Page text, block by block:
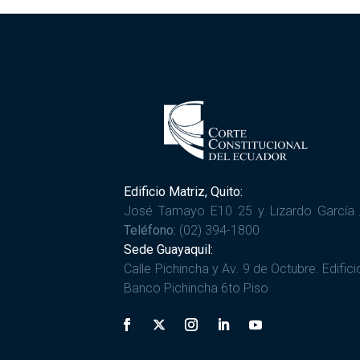
Edificio Matriz, Quito:
José Tamayo E10 25 y Lizardo García
Teléfono: (02) 394-1800
Sede Guayaquil:
Calle Pichincha y Av. 9 de Octubre.
Banco Pichincha 6to Piso